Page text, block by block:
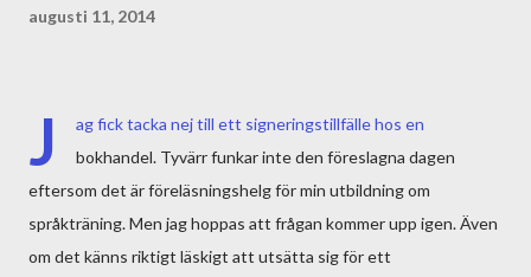
augusti 11, 2014
J
ag fick tacka nej till ett signeringstillfälle hos en
bokhandel. Tyvärr funkar inte den föreslagna dagen
eftersom det är föreläsningshelg för min utbildning om
språkträning. Men jag hoppas att frågan kommer upp igen. Även
om det känns riktigt läskigt att utsätta sig för ett